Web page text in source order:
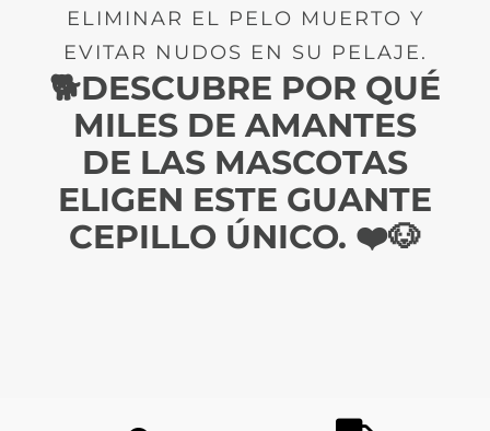
ELIMINAR EL PELO MUERTO Y
EVITAR NUDOS EN SU PELAJE.
🐕DESCUBRE POR QUÉ
MILES DE AMANTES
DE LAS MASCOTAS
ELIGEN ESTE GUANTE
CEPILLO ÚNICO. ❤️🐶